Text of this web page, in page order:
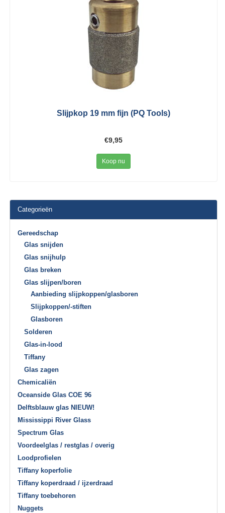
Slijpkop 19 mm fijn (PQ Tools)
€9,95
Koop nu
Categorieën
Gereedschap
Glas snijden
Glas snijhulp
Glas breken
Glas slijpen/boren
Aanbieding slijpkoppen/glasboren
Slijpkoppen/-stiften
Glasboren
Solderen
Glas-in-lood
Tiffany
Glas zagen
Chemicaliën
Oceanside Glas COE 96
Delftsblauw glas NIEUW!
Mississippi River Glass
Spectrum Glas
Voordeelglas / restglas / overig
Loodprofielen
Tiffany koperfolie
Tiffany koperdraad / ijzerdraad
Tiffany toebehoren
Nuggets